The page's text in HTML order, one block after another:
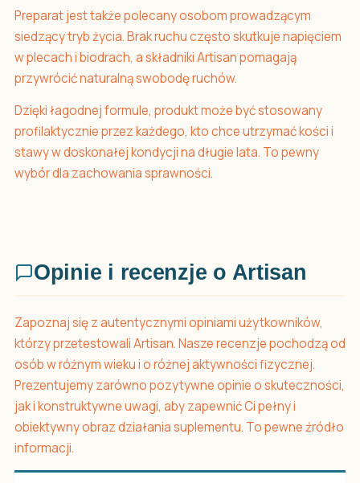
Preparat jest także polecany osobom prowadzącym
siedzący tryb życia. Brak ruchu często skutkuje napięciem
w plecach i biodrach, a składniki Artisan pomagają
przywrócić naturalną swobodę ruchów.
Dzięki łagodnej formule, produkt może być stosowany
profilaktycznie przez każdego, kto chce utrzymać kości i
stawy w doskonałej kondycji na długie lata. To pewny
wybór dla zachowania sprawności.
Opinie i recenzje o Artisan
Zapoznaj się z autentycznymi opiniami użytkowników,
którzy przetestowali Artisan. Nasze recenzje pochodzą od
osób w różnym wieku i o różnej aktywności fizycznej.
Prezentujemy zarówno pozytywne opinie o skuteczności,
jak i konstruktywne uwagi, aby zapewnić Ci pełny i
obiektywny obraz działania suplementu. To pewne źródło
informacji.